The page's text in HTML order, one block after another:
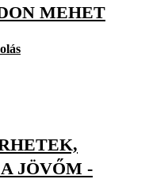
MEHET
JÖVŐM -